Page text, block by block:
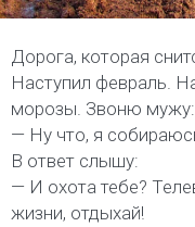
Дорога, которая
Наступил февраль.
морозы. Звоню мужу:
— Ну что, я
В ответ слышу:
— И охота тебе?
жизни, отдыхай!